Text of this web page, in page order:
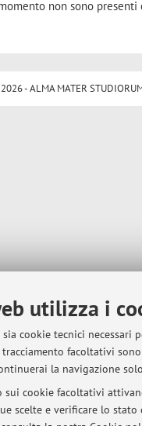
utilizza i
cookie tecnici
facoltativi
la navigazione
sui cookie facoltativi
scelte e verificare lo
non sono presenti
- ALMA MATER